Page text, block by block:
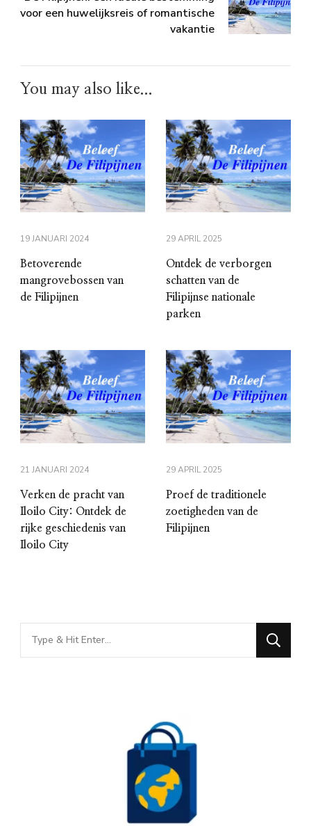
voor een huwelijksreis of romantische
vakantie
You may also like...
19 JANUARI 2024
Betoverende
mangrovebossen van
de Filipijnen
29 APRIL 2025
Ontdek de verborgen
schatten van de
Filipijnse nationale
parken
21 JANUARI 2024
Verken de pracht van
Iloilo City: Ontdek de
rijke geschiedenis van
Iloilo City
29 APRIL 2025
Proef de traditionele
zoetigheden van de
Filipijnen
Looking
for